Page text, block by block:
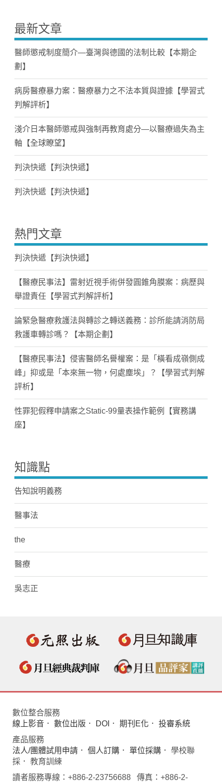
最新文章
醫師懲戒制度簡介—臺灣與德國的法制比較【本期企
劃】
病房醫療暴力案：醫療暴力之不法本質與證據【學習式
判解評析】
淺介日本醫師懲戒與強制再教育處分—以醫療過失為主
軸【全球瞭望】
判決快遞【判決快遞】
判決快遞【判決快遞】
熱門文章
判決快遞【判決快遞】
【醫療民事法】雷射近視手術併發圓錐角膜案：病歷與
舉證責任【學習式判解評析】
論緊急醫療救護法與轉診之轉送義務：診所能請消防局
救護車轉診嗎？【本期企劃】
【醫療民事法】侵害醫師名譽權案：是「橫看成嶺側成
峰」抑或是「本來無一物，何處塵埃」？【學習式判解
評析】
性罪犯假釋申請案之Static-99量表操作範例【實務講
座】
知識點
告知說明義務
醫事法
the
醫療
吳志正
數位整合服務
線上影音 ． 數位出版 ． DOI ． 期刊E化 ． 投審系統
產品服務
法人/團體試用申請 ． 個人訂購 ． 單位採購 ． 學校聯
採． 教育訓練
讀者服務專線：+886-2-23756688 傳真：+886-2-